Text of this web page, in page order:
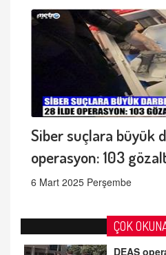
Siber suçlara büyük
operasyon: 103
6 Mart 2025 Perşembe
ÇOK
DEAŞ